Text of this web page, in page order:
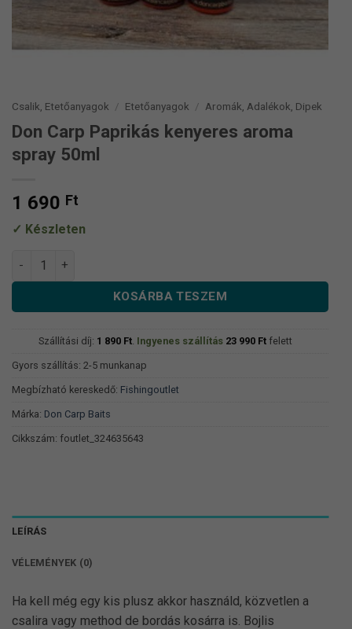
Csalik, Etetőanyagok / Etetőanyagok / Aromák, Adalékok, Dipek
Don Carp Paprikás kenyeres aroma
spray 50ml
1 690 Ft
Készleten
Don Carp Paprikás kenyeres aroma spray 50ml mennyiség
KOSÁRBA TESZEM
Szállítási díj: 1 890 Ft. Ingyenes szállítás 23 990 Ftfelett
Gyors szállítás: 2-5 munkanap
Megbízható kereskedő: Fishingoutlet
Márka: Don Carp Baits
Cikkszám: foutlet_324635643
LEÍRÁS
VÉLEMÉNYEK (0)
Ha kell még egy kis plusz akkor használd, közvetlen a
csalira vagy method de bordás kosárra is. Bojlis